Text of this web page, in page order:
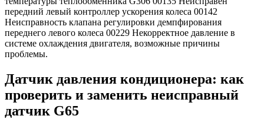
передний левый контроллер ускорения колеса 00142
Неисправность клапана регулировки демпфирования
переднего левого колеса 00229 Некорректное давление в
системе охлаждения двигателя, возможные причины
проблемы.
Датчик давления кондиционера: как
проверить и заменить неисправный
датчик G65